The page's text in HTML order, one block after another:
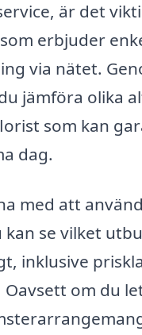
är det
erbjuder
via nätet.
jämföra olika
som kan
dag.
med att
se vilket
inklusive
Oavsett om du